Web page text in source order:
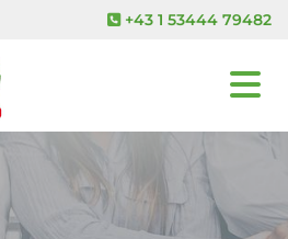
 +43 1 53444 79482